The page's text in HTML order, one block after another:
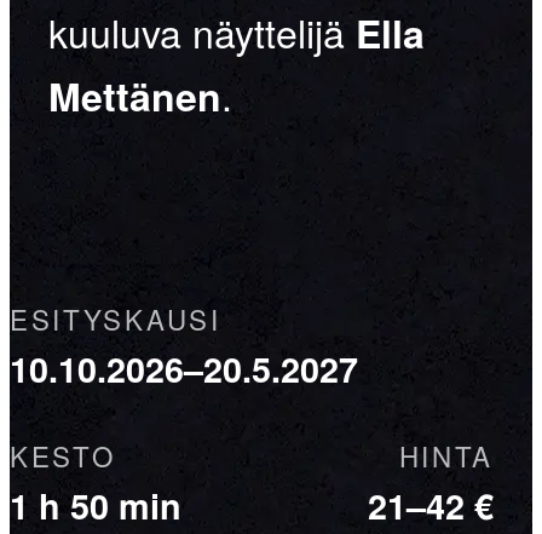
kuuluva näyttelijäElla
Mettänen.
ESITYSKAUSI
10.10.2026–20.5.2027
KESTO
1 h 50 min
HINTA
21–42 €